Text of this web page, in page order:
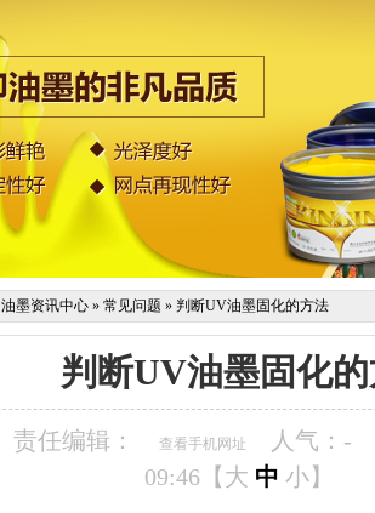
墨资讯中心 » 常见问题 » 判断UV油墨固化的方法
判断UV油墨固化
责任编辑： 查看手机网址 人气： -
09:46【 大 中 小】